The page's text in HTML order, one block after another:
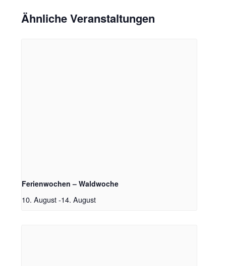
Ähnliche Veranstaltungen
Ferienwochen – Waldwoche
10. August -14. August